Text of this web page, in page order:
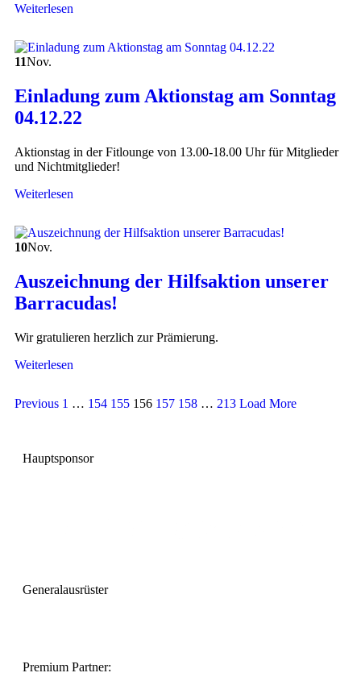
Weiterlesen
11Nov.
Einladung zum Aktionstag am Sonntag
04.12.22
Aktionstag in der Fitlounge von 13.00-18.00 Uhr für Mitglieder
und Nichtmitglieder!
Weiterlesen
10Nov.
Auszeichnung der Hilfsaktion unserer
Barracudas!
Wir gratulieren herzlich zur Prämierung.
Weiterlesen
Previous 1 … 154 155 156 157 158 … 213 Load More
Hauptsponsor
Generalausrüster
Premium Partner: